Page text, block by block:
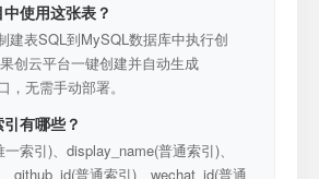
使用这张表？
建表SQL到MySQL数据库中执行创
创云平台一键创建并自动生成
无需手动部署。
有哪些？
索引)、display_name(普通索引)、
github_id(普通索引)、wechat_id(普通